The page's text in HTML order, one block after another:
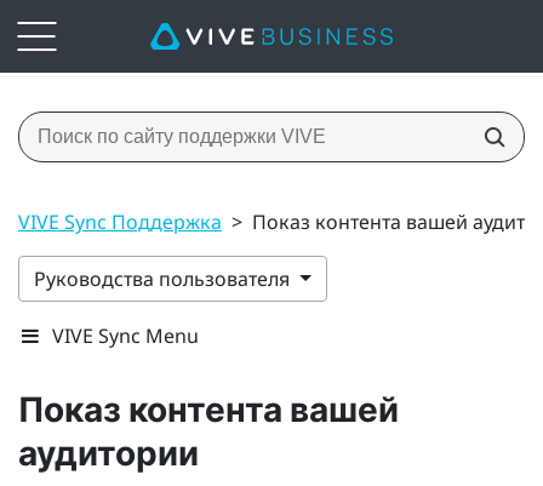
VIVE Sync Поддержка > Показ контента вашей
Руководства пользователя
VIVE Sync Menu
Показ контента вашей
аудитории